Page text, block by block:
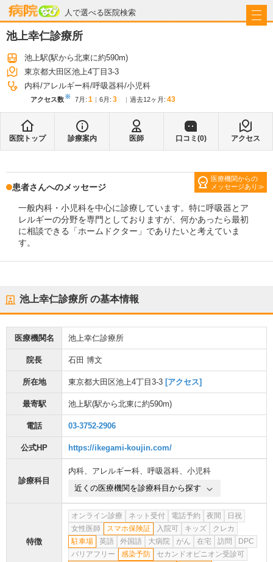
人で選べる医院検索
病院なび
池上幸仁診療所
池上駅(駅から北東に約590m)
東京都大田区池上4丁目3-3
内科 アレルギー科 呼吸器科 小児科
アクセス数※ 7月 : 1 6月 : 3 過去12ヶ月: 43
医院トップ 診療案内 医師 口コミ(0) アクセス
医療機関からの
メッセージあり
患者さんへのメッセージ
一般内科・小児科を中心に診療しています。特に呼吸器とア
レルギーの分野を専門としておりますが、何かあったら最初
に相談できる「ホームドクター」でありたいと考えていま
す。
池上幸仁診療所 の基本情報
医療機関名 池上幸仁診療所
院長 石田 博文
所在地 東京都大田区池上4丁目3-3 [アクセス]
最寄駅 池上駅(駅から北東に約590m)
電話 03-3752-2906
公式HP https://ikegami-koujin.com/
診療科目
内科、 アレルギー科、 呼吸器科、 小児科
近くの医療機関を診療科目から探す
特徴
オンライン診療 ネット受付 電話予約 夜間
日祝
女性医師
スマホ保険証 入院可 キッズ
クレカ
駐車場
英語 外国語 大病院 がん 在宅 訪問
DPC
バリアフリー
感染予防
セカンドオピニオン受診可